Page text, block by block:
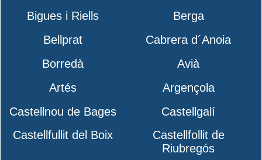
Bigues i Riells
Berga
Bellprat
Cabrera d´Anoia
Borredà
Avià
Artés
Argençola
Castellnou de Bages
Castellgalí
Castellfullit del Boix
Castellfollit de
Riubregós